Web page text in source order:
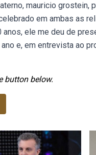
mauricio grostein,
em ambas as
ele me deu de
e, em entrevista ao
button below.